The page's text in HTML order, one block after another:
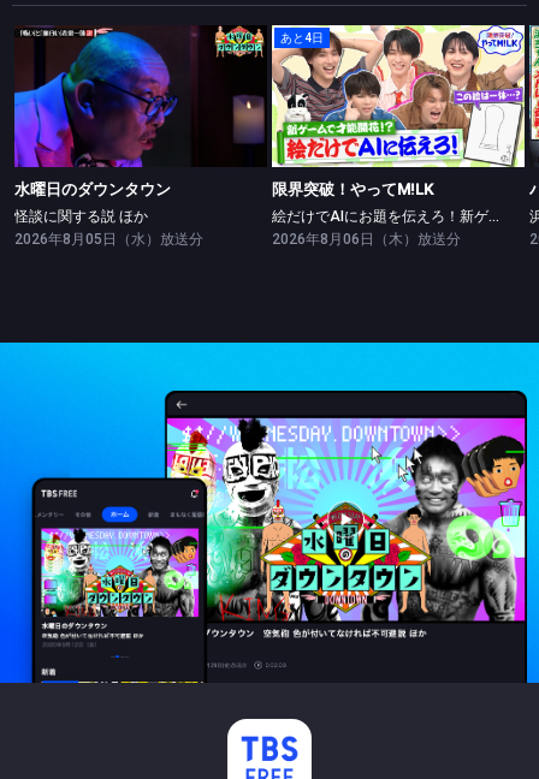
水曜日のダウンタウン
怪談に関する説 ほか
水曜日のダウンタウン
怪談に関する説 ほか
2026年8月05日（水）放送分
あと4日
限界突破！やってM!LK
限界突破！やってM!LK
絵だけでAIにお題を伝えろ！新ゲームで絵の才能開花！？
2026年8月06日（木）放送分